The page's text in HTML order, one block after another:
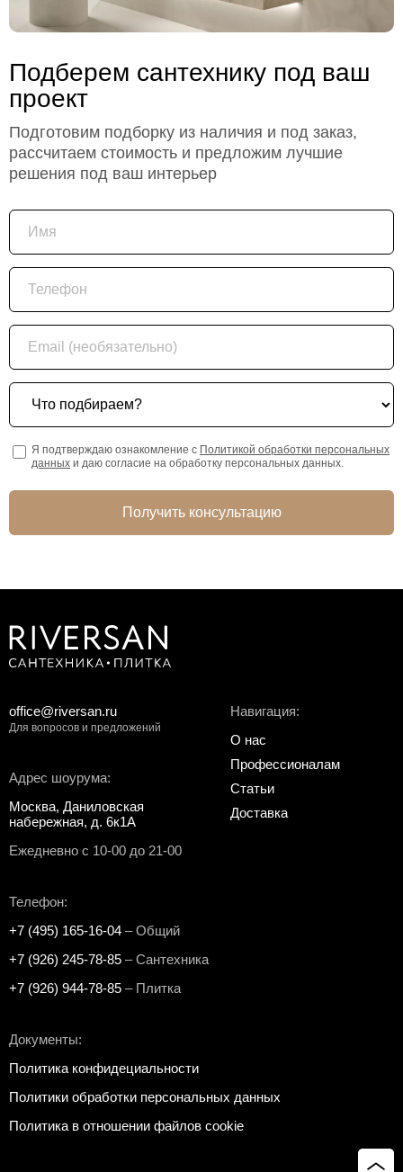
Подберем сантехнику под ваш
проект
Подготовим подборку из наличия и под заказ,
рассчитаем стоимость и предложим лучшие
решения под ваш интерьер
Имя
Телефон
Email (необязательно)
Что подбираем?
Я подтверждаю ознакомление с Политикой обработки персональных
данных и даю согласие на обработку персональных данных.
Получить консультацию
Адрес шоурума:
Москва, Даниловская
набережная, д. 6к1А
Ежедневно с 10-00 до 21-00
Телефон:
+7 (495) 165-16-04 – Общий
+7 (926) 245-78-85 – Сантехника
+7 (926) 944-78-85 – Плитка
Документы:
Политика конфидециальности
Политики обработки персональных данных
Политика в отношении файлов cookie
Навигация:
О нас
Профессионалам
Статьи
Доставка
office@riversan.ru
Для вопросов и предложений